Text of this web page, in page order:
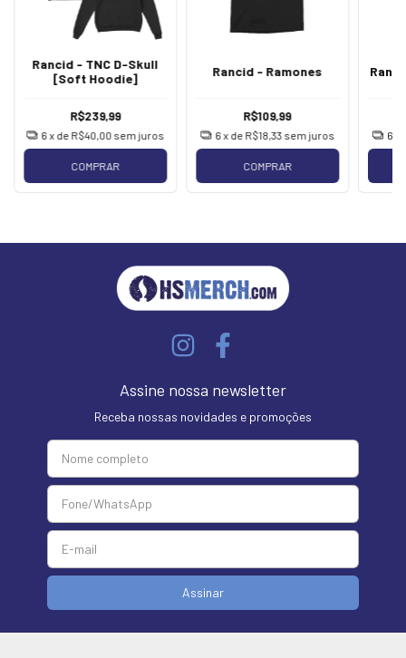
Rancid - TNC D-Skull
[Soft Hoodie]
R$239,99
6x de R$40,00 sem juros
COMPRAR
Rancid - Ramones
R$109,99
6x de R$18,33 sem juros
COMPRAR
6
Assine nossa newsletter
Receba nossas novidades e promoções